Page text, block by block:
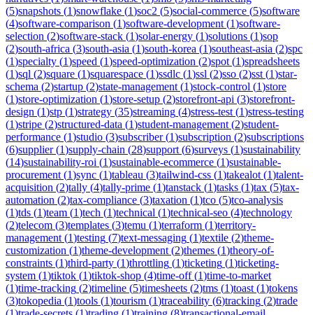
(5)snapshots (1)snowflake (1)soc2 (5)social-commerce (5)software
(4)software-comparison (1)software-development (1)software-
selection (2)software-stack (1)solar-energy (1)solutions (1)sop
(2)south-africa (3)south-asia (1)south-korea (1)southeast-asia (2)spc
(1)specialty (1)speed (1)speed-optimization (2)spot (1)spreadsheets
(1)sql (2)square (1)squarespace (1)ssdlc (1)ssl (2)sso (2)sst (1)star-
schema (2)startup (2)state-management (1)stock-control (1)store
(1)store-optimization (1)store-setup (2)storefront-api (3)storefront-
design (1)stp (1)strategy (35)streaming (4)stress-test (1)stress-testing
(1)stripe (2)structured-data (1)student-management (2)student-
performance (1)studio (3)subscriber(1)subscription (2)subscriptions
(6)supplier(1)supply-chain (28)support (6)surveys (1)sustainability
(14)sustainability-roi (1)sustainable-ecommerce (1)sustainable-
procurement (1)sync (1)tableau (3)tailwind-css (1)takealot (1)talent-
acquisition (2)tally (4)tally-prime (1)tanstack (1)tasks (1)tax (5)tax-
automation (2)tax-compliance (3)taxation (1)tco (5)tco-analysis
(1)tds (1)team (1)tech (1)technical (1)technical-seo (4)technology
(2)telecom (3)templates (3)temu (1)terraform (1)territory-
management (1)testing (7)text-messaging (1)textile (2)theme-
customization (1)theme-development (2)themes (1)theory-of-
constraints (1)third-party (1)throttling (1)ticketing (1)ticketing-
system (1)tiktok (1)tiktok-shop (4)time-off(1)time-to-market
(1)time-tracking (2)timeline (5)timesheets (2)tms (1)toast (1)tokens
(3)tokopedia (1)tools (1)tourism (1)traceability (6)tracking (2)trade